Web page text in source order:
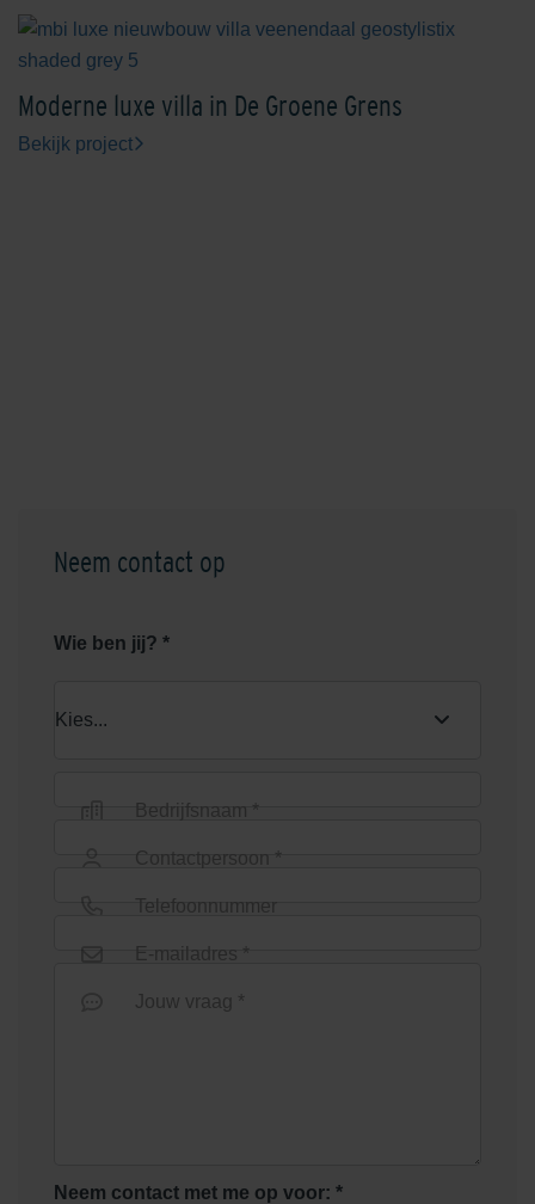
Shaded Charcoal Shaded Charcoal/Green
Shaded Green
Shaded Grey Light
Moderne luxe villa in De Groene Grens
Bekijk project
Neem contact op
Wie ben jij? *
Bedrijfsnaam *
Contactpersoon *
Telefoonnummer
E-mailadres *
Jouw vraag *
Neem contact met me op voor: *